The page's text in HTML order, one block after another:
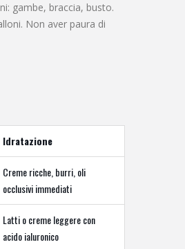
gambe, braccia, busto.
Non aver paura di
Idratazione
Creme ricche, burri, oli
occlusivi immediati
Latti o creme leggere con
acido ialuronico